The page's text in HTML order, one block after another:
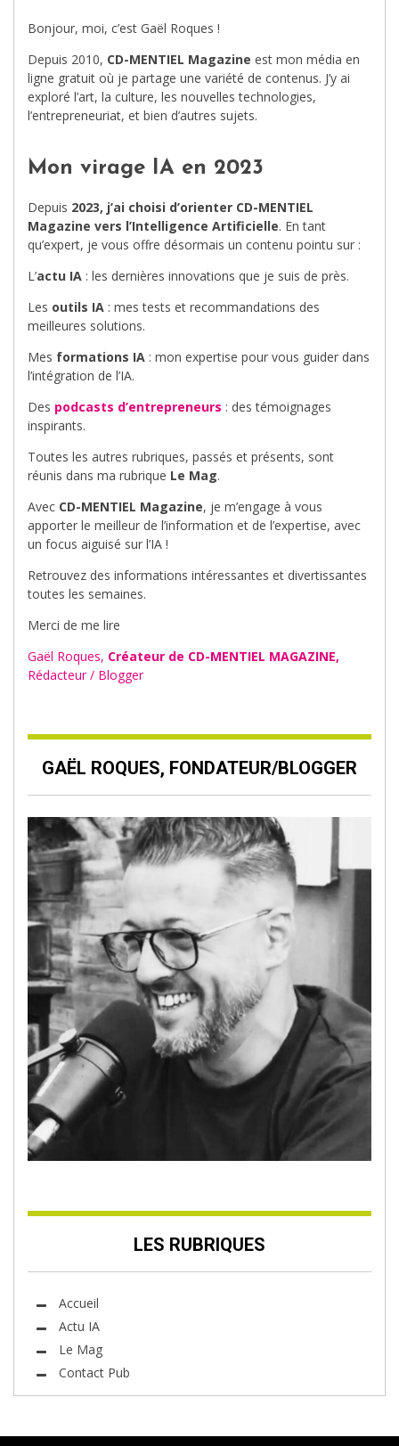
Bonjour, moi, c’est Gaël Roques !
Depuis 2010, CD-MENTIEL Magazine est mon média en
ligne gratuit où je partage une variété de contenus. J’y ai
exploré l’art, la culture, les nouvelles technologies,
l’entrepreneuriat, et bien d’autres sujets.
Mon virage IA en 2023
Depuis 2023, j’ai choisi d’orienter CD-MENTIEL
Magazine vers l’Intelligence Artificielle. En tant
qu’expert, je vous offre désormais un contenu pointu sur :
L’actu IA : les dernières innovations que je suis de près.
Les outils IA : mes tests et recommandations des
meilleures solutions.
Mes formations IA : mon expertise pour vous guider dans
l’intégration de l’IA.
Des podcasts d’entrepreneurs : des témoignages
inspirants.
Toutes les autres rubriques, passés et présents, sont
réunis dans ma rubrique Le Mag.
Avec CD-MENTIEL Magazine, je m’engage à vous
apporter le meilleur de l’information et de l’expertise, avec
un focus aiguisé sur l’IA !
Retrouvez des informations intéressantes et divertissantes
toutes les semaines.
Merci de me lire
Gaël Roques, Créateur de CD-MENTIEL MAGAZINE,
Rédacteur / Blogger
GAËL ROQUES, FONDATEUR/BLOGGER
LES RUBRIQUES
Accueil
Actu IA
Le Mag
Contact Pub